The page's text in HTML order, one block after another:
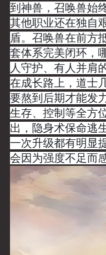
到神兽，召唤兽始
其他职业还在独自
盾。召唤兽在前方
套体系完美闭环，
人守护、有人并肩
在成长路上，道士
要熬到后期才能发
生存、控制等全方
出，隐身术保命逃
一次升级都有明显
会因为强度不足而